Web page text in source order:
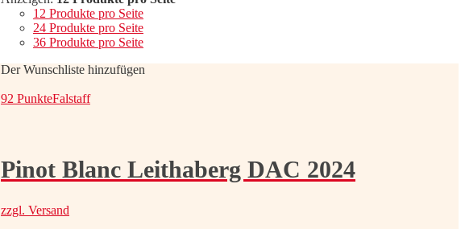
12 Produkte pro Seite
24 Produkte pro Seite
36 Produkte pro Seite
Der Wunschliste hinzufügen
92 PunkteFalstaff
Pinot Blanc Leithaberg DAC 2024
zzgl. Versand